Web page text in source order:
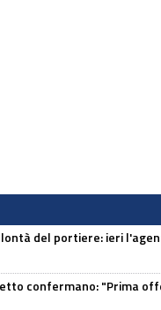
del portiere: ieri
confermano: "Prima